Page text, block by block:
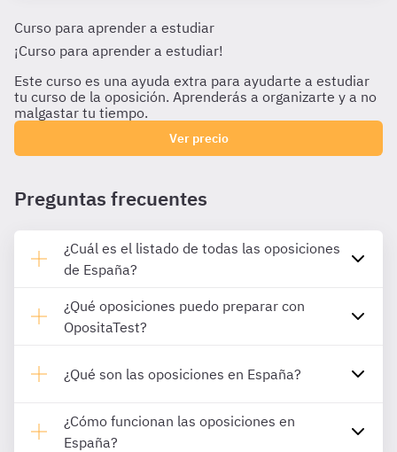
Curso para aprender a estudiar
¡Curso para aprender a estudiar!
Este curso es una ayuda extra para ayudarte a estudiar
tu curso de la oposición. Aprenderás a organizarte y a no
malgastar tu tiempo.
Ver precio
Preguntas frecuentes
¿Cuál es el listado de todas las oposiciones
de España?
¿Qué oposiciones puedo preparar con
OpositaTest?
¿Qué son las oposiciones en España?
¿Cómo funcionan las oposiciones en
España?